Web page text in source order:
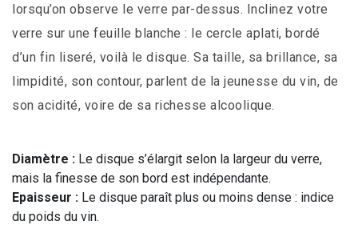
lorsqu’on observe le verre par-dessus. Inclinez votre
verre sur une feuille blanche : le cercle aplati, bordé
d’un fin liseré, voilà le disque. Sa taille, sa brillance, sa
limpidité, son contour, parlent de la jeunesse du vin, de
son acidité, voire de sa richesse alcoolique.
Diamètre : Le disque s’élargit selon la largeur du verre,
mais la finesse de son bord est indépendante.
Epaisseur : Le disque paraît plus ou moins dense : indice
du poids du vin.